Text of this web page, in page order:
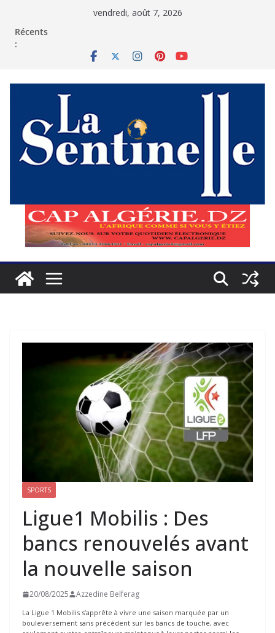
vendredi, août 7, 2026
Récents
:
SPORTS
Ligue1 Mobilis : Des
bancs renouvelés avant
la nouvelle saison
20/08/2025 Azzedine Belferag
La Ligue 1 Mobilis s’apprête à vivre une saison marquée par un
bouleversement sans précédent sur les bancs de touche, avec